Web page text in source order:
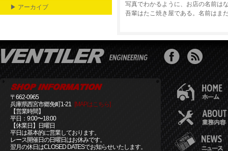
写真でわかるように、お店の名前は
吾輩はたこ焼き屋である。名前はま
▶ アーカイブ
〒662-0965
兵庫県西宮市郷免町1-21 [MAPはこちら]
【営業時間】
平日：9:00〜18:00
【休業日】日曜日
平日は基本的に営業しております。
レース開催日の日曜日はお休みです。
翌月の休日はCLOSED DATESでお知らせいたします。